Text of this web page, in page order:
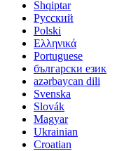
Shqiptar
Pусский
Polski
Ελληνικά
Portuguese
български език
azərbaycan dili
Svenska
Slovák
Magyar
Ukrainian
Croatian